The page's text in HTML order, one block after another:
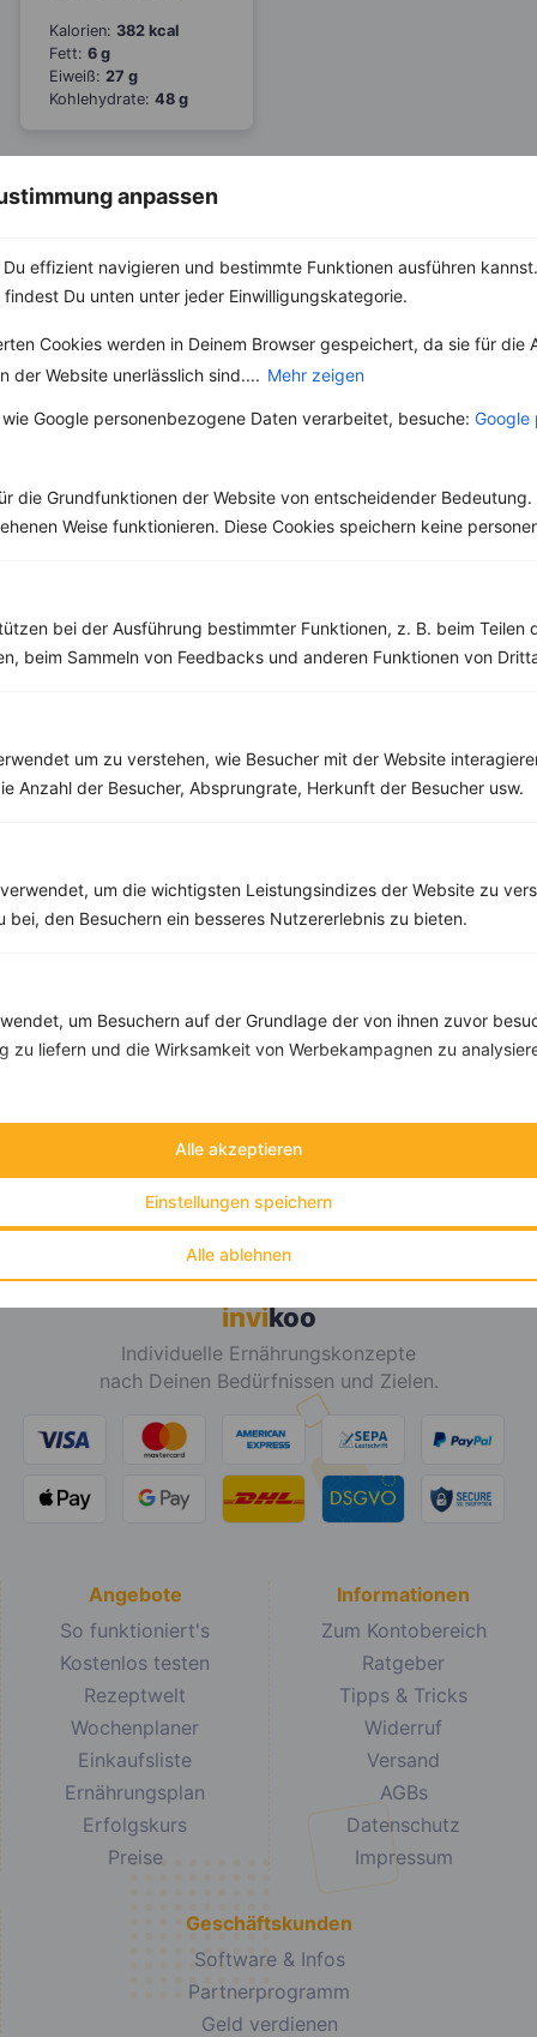
anpassen
effizient navigieren und bestimmte Funktionen ausführen
Du unten unter jeder Einwilligungskategorie.
Cookies werden in Deinem Browser gespeichert, da sie für die
der Website unerlässlich sind.... Mehr zeigen
Google personenbezogene Daten verarbeitet, besuche: Google
die Grundfunktionen der Website von entscheidender Bedeutung.
Weise funktionieren. Diese Cookies speichern keine
bei der Ausführung bestimmter Funktionen, z. B. beim Teilen
beim Sammeln von Feedbacks und anderen Funktionen von
um zu verstehen, wie Besucher mit der Website
Anzahl der Besucher, Absprungrate, Herkunft der Besucher usw.
um die wichtigsten Leistungsindizes der Website zu
bei, den Besuchern ein besseres Nutzererlebnis zu bieten.
um Besuchern auf der Grundlage der von ihnen zuvor
zu liefern und die Wirksamkeit von Werbekampagnen zu
Alle ablehnen
Einstellungen speichern
Alle akzeptieren
Kalorien: 382 kcal
Fett: 6 g
Eiweiß: 27 g
Kohlehydrate: 48 g
Tipps & Tricks Aktionen & Rabatte
Alle Felder, bis auf Deine E-Mail Adresse, sindoptional.
DEINE E-MAIL ADRESSE
invikoo
Individuelle Ernährungskonzepte
nach Deinen Bedürfnissen und Zielen.
Angebote
So funktioniert's
Kostenlos testen
Rezeptwelt
Wochenplaner
Einkaufsliste
Ernährungsplan
Erfolgskurs
Preise
Informationen
Zum Kontobereich
Ratgeber
Tipps & Tricks
Widerruf
Versand
AGBs
Datenschutz
Impressum
Geschäftskunden
Software & Infos
Partnerprogramm
Geld verdienen